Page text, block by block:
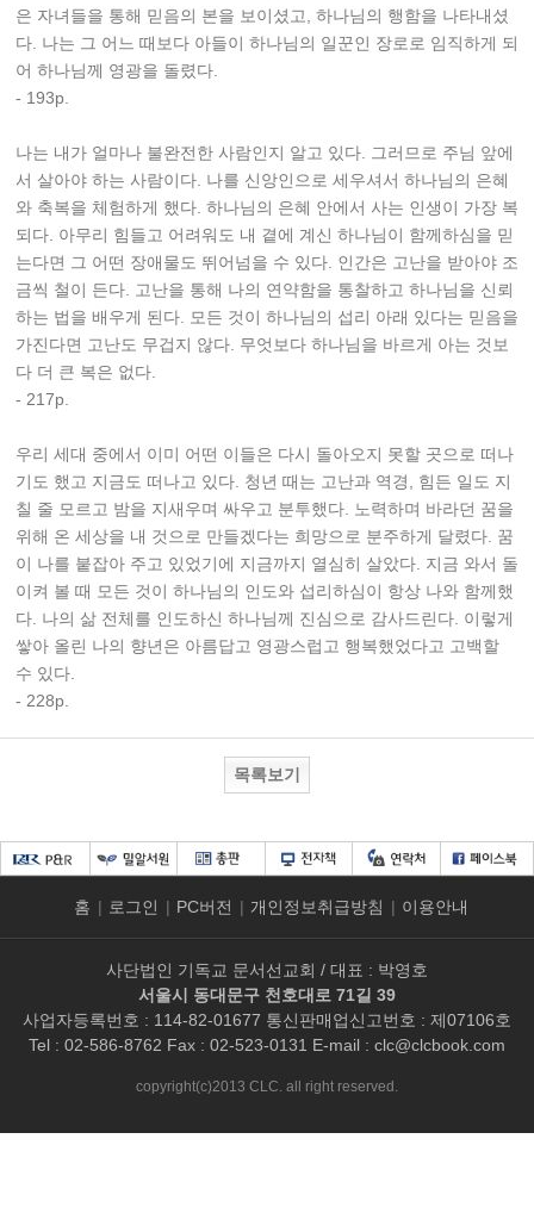
은 자녀들을 통해 믿음의 본을 보이셨고, 하나님의 행함을 나타내셨
다. 나는 그 어느 때보다 아들이 하나님의 일꾼인 장로로 임직하게 되
어 하나님께 영광을 돌렸다.
- 193p.
나는 내가 얼마나 불완전한 사람인지 알고 있다. 그러므로 주님 앞에
서 살아야 하는 사람이다. 나를 신앙인으로 세우셔서 하나님의 은혜
와 축복을 체험하게 했다. 하나님의 은혜 안에서 사는 인생이 가장 복
되다. 아무리 힘들고 어려워도 내 곁에 계신 하나님이 함께하심을 믿
는다면 그 어떤 장애물도 뛰어넘을 수 있다. 인간은 고난을 받아야 조
금씩 철이 든다. 고난을 통해 나의 연약함을 통찰하고 하나님을 신뢰
하는 법을 배우게 된다. 모든 것이 하나님의 섭리 아래 있다는 믿음을
가진다면 고난도 무겁지 않다. 무엇보다 하나님을 바르게 아는 것보
다 더 큰 복은 없다.
- 217p.
우리 세대 중에서 이미 어떤 이들은 다시 돌아오지 못할 곳으로 떠나
기도 했고 지금도 떠나고 있다. 청년 때는 고난과 역경, 힘든 일도 지
칠 줄 모르고 밤을 지새우며 싸우고 분투했다. 노력하며 바라던 꿈을
위해 온 세상을 내 것으로 만들겠다는 희망으로 분주하게 달렸다. 꿈
이 나를 붙잡아 주고 있었기에 지금까지 열심히 살았다. 지금 와서 돌
이켜 볼 때 모든 것이 하나님의 인도와 섭리하심이 항상 나와 함께했
다. 나의 삶 전체를 인도하신 하나님께 진심으로 감사드린다. 이렇게
쌓아 올린 나의 향년은 아름답고 영광스럽고 행복했었다고 고백할
수 있다.
- 228p.
목록보기
홈 | 로그인 | PC버전 | 개인정보취급방침 | 이용안내
사단법인 기독교 문서선교회 / 대표 : 박영호
서울시 동대문구 천호대로 71길 39
사업자등록번호 : 114-82-01677 통신판매업신고번호 : 제07106호
Tel : 02-586-8762 Fax : 02-523-0131 E-mail : clc@clcbook.com
copyright(c)2013 CLC. all right reserved.